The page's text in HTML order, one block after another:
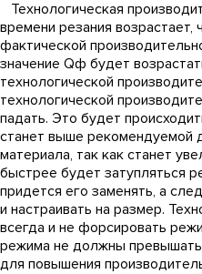
Технологическая
времени резания возрастает,
фактической
значение Qф будет
технологической
технологической
падать. Это будет
станет выше рекомендуемой
материала, так как станет
быстрее будет затупляться
придется его заменять, а
и настраивать на размер.
всегда и не форсировать
режима не должны
для повышения